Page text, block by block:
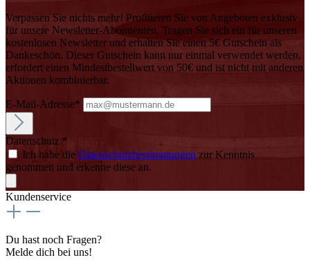
Verpassen Sie nichts mehr! Profitieren Sie von Angeboten exklusiv
für unsere Newsletter-Abonnenten. Tragen Sie sich ein für unseren
kostenlosen Newsletter und erhalten Sie einen 5€ Gutschein als
Dankeschön. Dieser Gutschein kann nur einmal verwendet werden,
erfordert einen Mindestbestellwert von 50€ und ist nicht mit anderen
Aktionen kombinierbar.
E-Mail-Adresse*
Datenschutz *
Ich habe die Datenschutzbestimmungen zur Kenntnis
genommen und erkenne diese an.
Kundenservice
Du hast noch Fragen?
Melde dich bei uns!